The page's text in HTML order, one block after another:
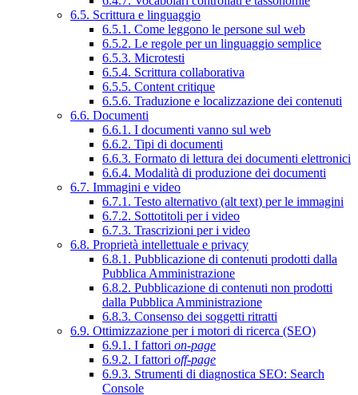
6.5. Scrittura e linguaggio
6.5.1. Come leggono le persone sul web
6.5.2. Le regole per un linguaggio semplice
6.5.3. Microtesti
6.5.4. Scrittura collaborativa
6.5.5. Content critique
6.5.6. Traduzione e localizzazione dei contenuti
6.6. Documenti
6.6.1. I documenti vanno sul web
6.6.2. Tipi di documenti
6.6.3. Formato di lettura dei documenti elettronici
6.6.4. Modalità di produzione dei documenti
6.7. Immagini e video
6.7.1. Testo alternativo (alt text) per le immagini
6.7.2. Sottotitoli per i video
6.7.3. Trascrizioni per i video
6.8. Proprietà intellettuale e privacy
6.8.1. Pubblicazione di contenuti prodotti dalla
Pubblica Amministrazione
6.8.2. Pubblicazione di contenuti non prodotti
dalla Pubblica Amministrazione
6.8.3. Consenso dei soggetti ritratti
6.9. Ottimizzazione per i motori di ricerca (SEO)
6.9.1. I fattori on-page
6.9.2. I fattori off-page
6.9.3. Strumenti di diagnostica SEO: Search
Console